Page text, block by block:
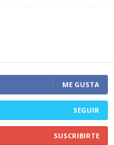
ME GUSTA
SEGUIR
SUSCRIBIRTE